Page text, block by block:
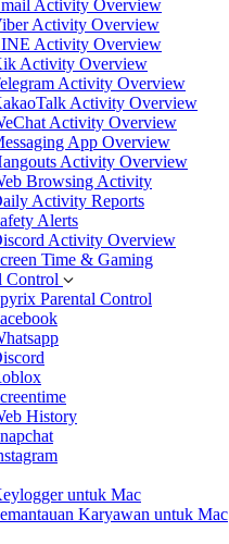
Activity Overview
Activity Overview
Activity Overview
Activity Overview
Activity Overview
Activity Overview
Activity Overview
App Overview
Activity Overview
Browsing Activity
Activity Reports
Alerts
Activity Overview
Time & Gaming
Control
Parental Control
History
untuk Mac
Karyawan untuk Mac